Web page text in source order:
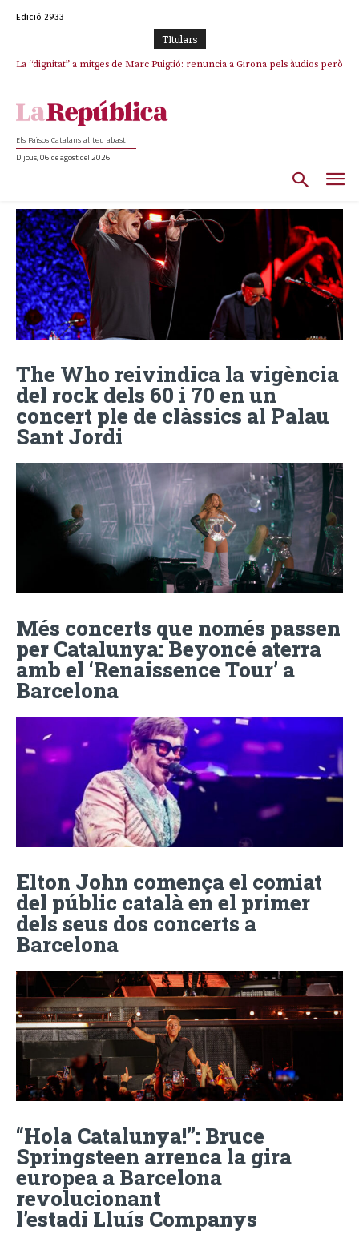
Edició 2933
TItulars
Junts exigeix que Catalunya quedi “fora” del repartiment dels menors
Els Països Catalans al teu abast
Dijous, 06 de agost del 2026
The Who reivindica la vigència
del rock dels 60 i 70 en un
concert ple de clàssics al Palau
Sant Jordi
Més concerts que només passen
per Catalunya: Beyoncé aterra
amb el ‘Renaissence Tour’ a
Barcelona
Elton John comença el comiat
del públic català en el primer
dels seus dos concerts a
Barcelona
“Hola Catalunya!”: Bruce
Springsteen arrenca la gira
europea a Barcelona
revolucionant
l’estadi Lluís Companys